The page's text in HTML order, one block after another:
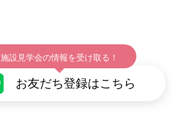
施設見学会の情報を受け取る！
お友だち登録はこちら